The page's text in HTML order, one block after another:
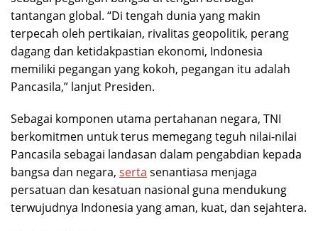
tantangan global. “Di tengah dunia yang makin
terpecah oleh pertikaian, rivalitas geopolitik, perang
dagang dan ketidakpastian ekonomi, Indonesia
memiliki pegangan yang kokoh, pegangan itu adalah
Pancasila,” lanjut Presiden.
Sebagai komponen utama pertahanan negara, TNI
berkomitmen untuk terus memegang teguh nilai-nilai
Pancasila sebagai landasan dalam pengabdian kepada
bangsa dan negara, serta senantiasa menjaga
persatuan dan kesatuan nasional guna mendukung
terwujudnya Indonesia yang aman, kuat, dan sejahtera.